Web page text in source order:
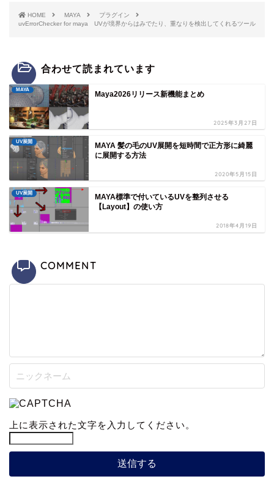
HOME MAYA
プラグイン
uvErrorChecker for maya UVが境界からはみでたり、重なりを検出してくれるツール
合わせて読まれています
MAYA
Maya2026リリース新機能まとめ
2025年3月27日
UV展開
MAYA 髪の毛のUV展開を短時間で正方形に綺麗
に展開する方法
2020年5月15日
UV展開
MAYA標準で付いているUVを整列させる
【Layout】の使い方
2018年4月19日
COMMENT
上に表示された文字を入力してください。